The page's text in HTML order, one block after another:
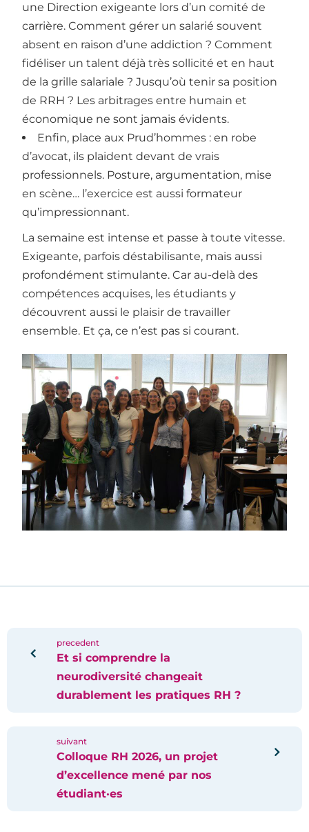
une Direction exigeante lors d’un comité de
carrière. Comment gérer un salarié souvent
absent en raison d’une addiction ? Comment
fidéliser un talent déjà très sollicité et en haut
de la grille salariale ? Jusqu’où tenir sa position
de RRH ? Les arbitrages entre humain et
économique ne sont jamais évidents.
Enfin, place aux Prud’hommes : en robe
d’avocat, ils plaident devant de vrais
professionnels. Posture, argumentation, mise
en scène… l’exercice est aussi formateur
qu’impressionnant.
La semaine est intense et passe à toute vitesse.
Exigeante, parfois déstabilisante, mais aussi
profondément stimulante. Car au-delà des
compétences acquises, les étudiants y
découvrent aussi le plaisir de travailler
ensemble. Et ça, ce n’est pas si courant.
precedent
Et si comprendre la
neurodiversité changeait
durablement les pratiques RH ?
suivant
Colloque RH 2026, un projet
d’excellence mené par nos
étudiant·es